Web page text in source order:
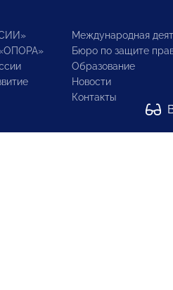
Международная
Бюро по защите
Образование
Новости
Контакты